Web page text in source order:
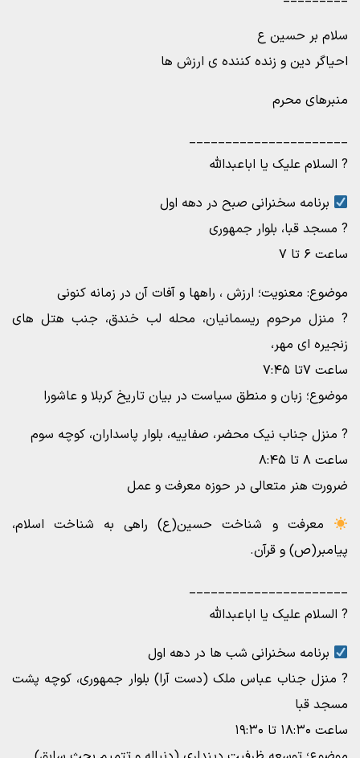
سلام بر حسین ع
احیاگر دین و زنده کننده ی ارزش ها
منبرهای محرم
______________________
? السلام علیک یا اباعبدالله
برنامه سخنرانی صبح در دهه اول
? مسجد قبا، بلوار جمهوری
ساعت ۶ تا ۷
موضوع: معنویت؛ ارزش ، راهها و آفات آن در زمانه کنونی
? منزل مرحوم ریسمانیان، محله لب خندق، جنب هتل های
زنجیره ای مهر،
ساعت ۷تا ۷:۴۵
موضوع؛ زبان و منطق سیاست در بیان تاریخ کربلا و عاشورا
? منزل جناب نیک محضر، صفاییه، بلوار پاسداران، کوچه سوم
ساعت ۸ تا ۸:۴۵
ضرورت هنر متعالی در حوزه معرفت و عمل
معرفت و شناخت حسین(ع) راهی به شناخت اسلام،
پیامبر(ص) و قرآن.
______________________
? السلام علیک یا اباعبدالله
برنامه سخنرانی شب ها در دهه اول
? منزل جناب عباس ملک (دست آرا) بلوار جمهوری، کوچه پشت
مسجد قبا
ساعت ۱۸:۳۰ تا ۱۹:۳۰